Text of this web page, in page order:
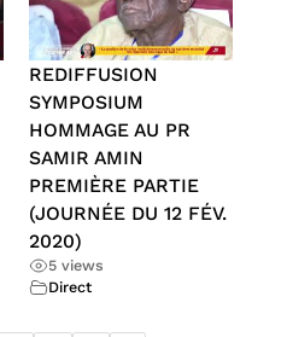
REDIFFUSION
SYMPOSIUM
HOMMAGE AU PR
SAMIR AMIN
PREMIÈRE PARTIE
(JOURNÉE DU 12 FÉV.
2020)
5 views
Direct